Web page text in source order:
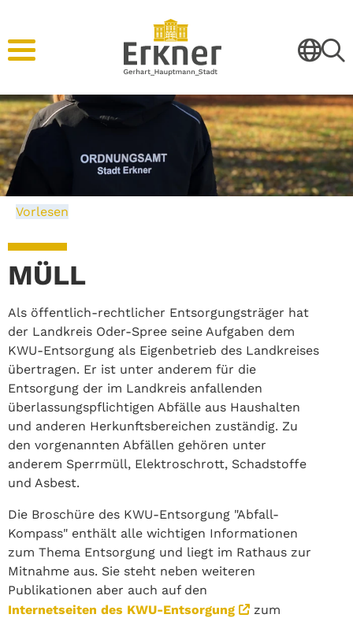
Vorlesen
MÜLL
Als öffentlich-rechtlicher Entsorgungsträger hat
der Landkreis Oder-Spree seine Aufgaben dem
KWU-Entsorgung als Eigenbetrieb des Landkreises
übertragen. Er ist unter anderem für die
Entsorgung der im Landkreis anfallenden
überlassungspflichtigen Abfälle aus Haushalten
und anderen Herkunftsbereichen zuständig. Zu
den vorgenannten Abfällen gehören unter
anderem Sperrmüll, Elektroschrott, Schadstoffe
und Asbest.
Die Broschüre des KWU-Entsorgung "Abfall-
Kompass" enthält alle wichtigen Informationen
zum Thema Entsorgung und liegt im Rathaus zur
Mitnahme aus. Sie steht neben weiteren
Publikationen aber auch auf den
Internetseiten des KWU-Entsorgung
zum